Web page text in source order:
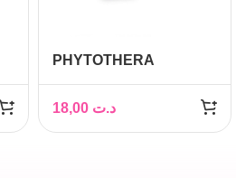
PHYTOTHERA
د.ت